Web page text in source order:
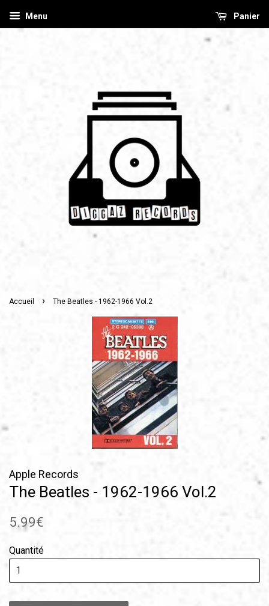
Menu Panier
Accueil › The Beatles - 1962-1966 Vol.2
Apple Records
The Beatles - 1962-1966 Vol.2
Prix
régulier
5.99€
Quantité